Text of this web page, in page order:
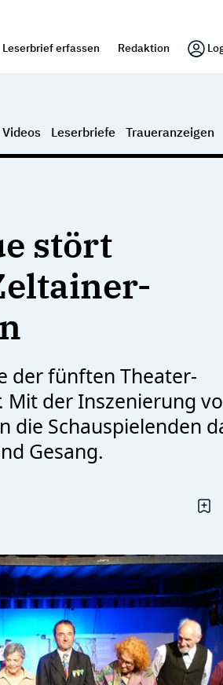
Leserbrief erfassen Redaktion
Videos Leserbriefe Traueranzeigen
stört
der fünften Theater-
der Inszenierung
die Schauspielenden
Gesang.